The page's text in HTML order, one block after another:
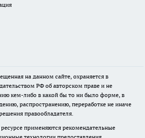
на данном сайте, охраняется в
РФ об авторском праве и не
кем-либо в какой бы то ни было форме, в
распространению, переработке не иначе
правообладателя.
применяются рекомендательные